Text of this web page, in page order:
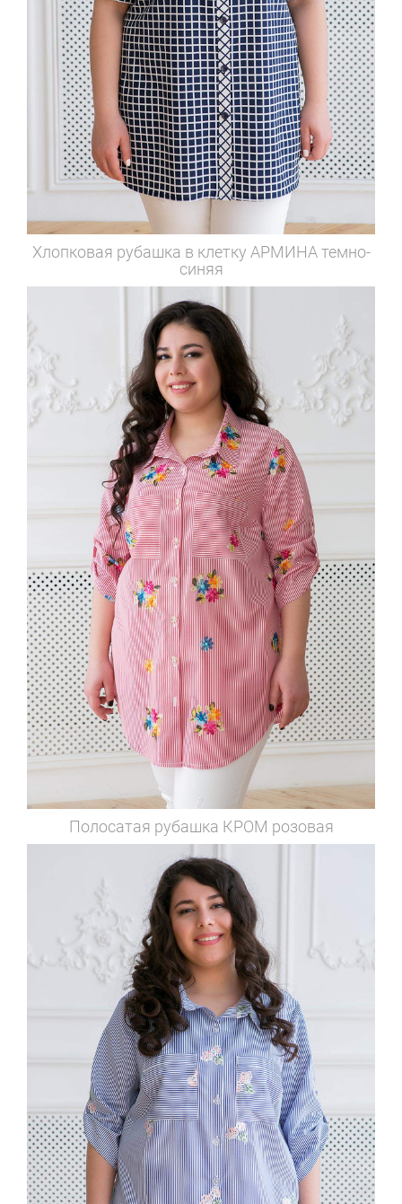
Хлопковая рубашка в клетку АРМИНА темно-
синяя
Полосатая рубашка КРОМ розовая